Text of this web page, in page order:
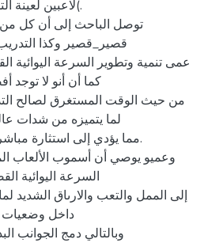
توصل الباحث إلى أن كل من
قصير_قصير وكذا
عمى تنمية وتطوير السرعة اليوائية
كما أن أنو لا
من حيث الوقت المستغرق لصالح
لما يتميزه من شدات
مما يؤدي إلى استثارة
وعميو يوصي أن أسموب الألعاب
السرعة اليوائية
إلى الممل والتعب والارىاق الشديد
داخل وضعيات
وبالتالي دمج الجوانب